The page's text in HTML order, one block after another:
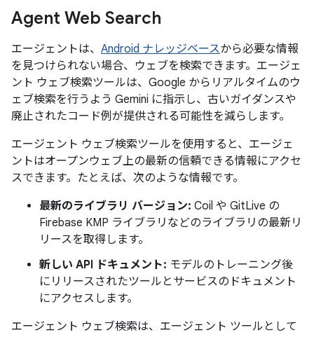
Agent Web Search
エージェントは、 Android ナレッジベースから必要な情報
を見つけられない場合、ウェブを検索できます。エージェ
ント ウェブ検索ツールは、Google からリアルタイムのウ
ェブ検索を行うよう Gemini に指示し、古いガイダンスや
廃止されたコード例が提供される可能性を減らします。
エージェント ウェブ検索ツールを使用すると、エージェ
ントはオープンウェブ上の最新の信頼できる情報にアクセ
スできます。たとえば、次のような情報です。
最新のライブラリ バージョン: Coil や GitLive の
Firebase KMP ライブラリなどのライブラリの最新リ
リースを取得します。
新しい API ドキュメント: モデルのトレーニング後
にリリースされたツールとサービスのドキュメント
にアクセスします。
エージェント ウェブ検索は、エージェント ツールとして